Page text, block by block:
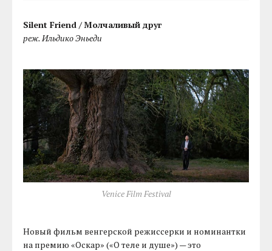
Silent Friend /Молчаливый друг
реж. Ильдико Эньеди
Venice Film Festival
Новый фильм венгерской режиссерки и номинантки
на премию «Оскар» («О теле и душе») — это